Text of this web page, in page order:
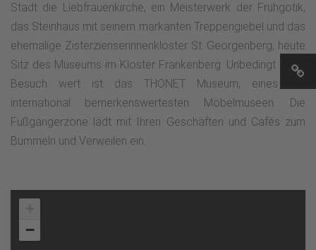
Stadt die Liebfrauenkirche, ein Meisterwerk der Frühgotik,
das Steinhaus mit seinem markanten Treppengiebel und das
ehemalige Zisterzienserinnenkloster St. Georgenberg, heute
Sitz des Museums im Kloster Frankenberg. Unbedingt einen
Besuch wert ist das THONET Museum, eines der
international bemerkenswertesten Möbelmuseen. Die
Fußgängerzone lädt mit Ihren Geschäften und Cafés zum
Bummeln und Verweilen ein.
−